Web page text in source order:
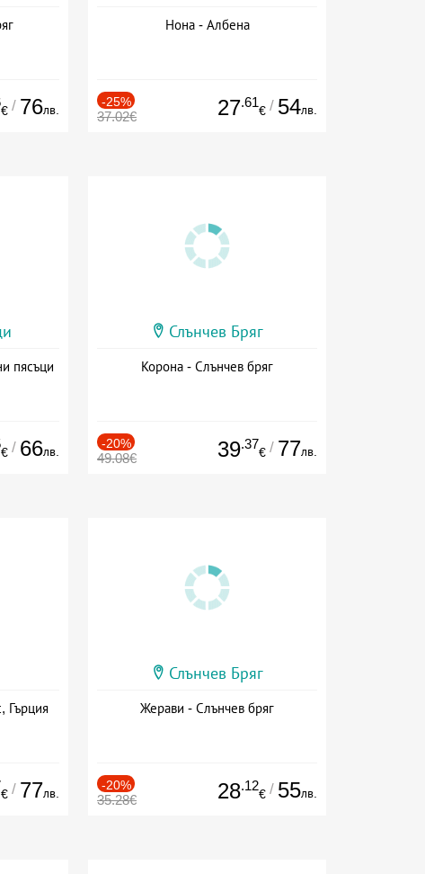
€ / 76лв.
Нона - Албена
-25%
37.02€ 27.61
€ / 54лв.
пясъци
€ / 66лв.
Слънчев Бряг
Корона - Слънчев бряг
-20%
49.08€ 39.37
€ / 77лв.
Гърция
€ / 77лв.
Слънчев Бряг
Жерави - Слънчев бряг
-20%
35.28€ 28.12
€ / 55лв.